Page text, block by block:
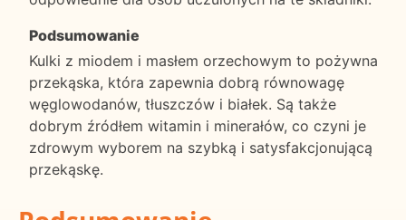
Podsumowanie
Kulki z miodem i masłem orzechowym to pożywna
przekąska, która zapewnia dobrą równowagę
węglowodanów, tłuszczów i białek. Są także
dobrym źródłem witamin i minerałów, co czyni je
zdrowym wyborem na szybką i satysfakcjonującą
przekąskę.